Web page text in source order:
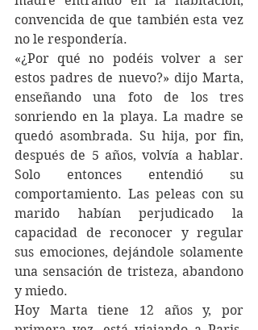
convencida de que también esta vez
no le respondería.
«¿Por qué no podéis volver a ser
estos padres de nuevo?» dijo Marta,
enseñando una foto de los tres
sonriendo en la playa. La madre se
quedó asombrada. Su hija, por fin,
después de 5 años, volvía a hablar.
Solo entonces entendió su
comportamiento. Las peleas con su
marido habían perjudicado la
capacidad de reconocer y regular
sus emociones, dejándole solamente
una sensación de tristeza, abandono
y miedo.
Hoy Marta tiene 12 años y, por